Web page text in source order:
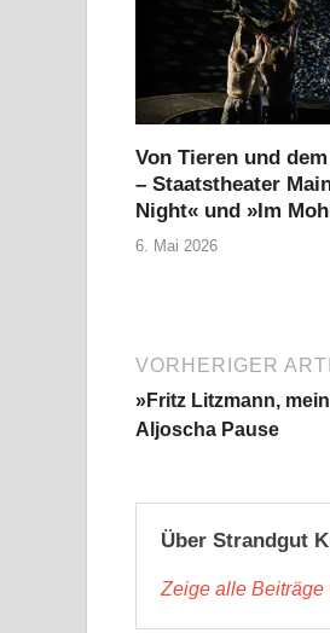
Von Tieren und
– Staatstheater
Night« und »Im
6. Mai 2026
VORHERIGER
»Fritz Litzmann,
Aljoscha Pause
Über Strandgut
Zeige alle